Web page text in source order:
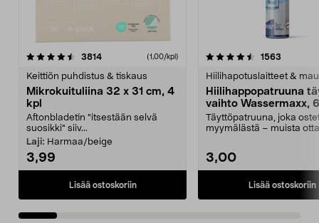
3814arvostelut (1,00/kpl)
Keittiön puhdistus & tiskaus
Mikrokuituliina 32 x 31 cm, 4
kpl
Aftonbladetin "itsestään selvä
suosikki" siiv...
Laji: Harmaa/beige
3,99
Lisää ostoskoriin
4.5viidestä
1563
Hiilihapotuslaitteet &
Hiilihappopatruuna
vaihto Wassermaxx,
Täyttöpatruuna, joka
myymälästä – muista
3,00
Lisää ostoskoriin
4.5viidestä